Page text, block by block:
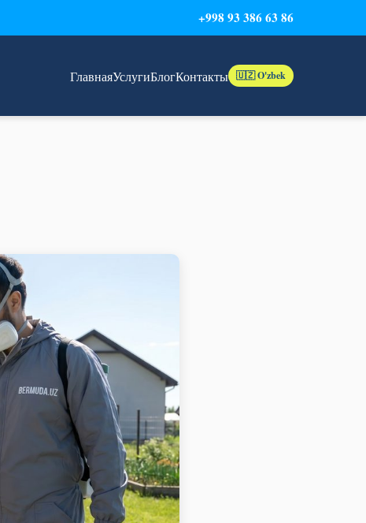
+998 93 386 63 86
ГлавнаяУслугиБлогКонтакты 🇺🇿 O'zbek